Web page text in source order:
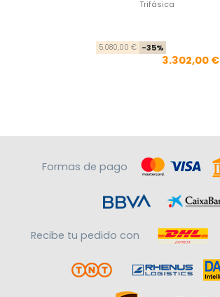
Trifásica
5.080,00 € -35%
3.302,00 €
Formas de pago
Recibe tu pedido con